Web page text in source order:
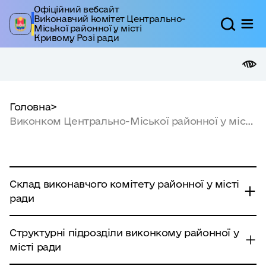
Офіційний вебсайт
Виконавчий комітет Центрально-
Міської районної у місті
Кривому Розі ради
Головна>
Виконком Центрально-Міської районної у місті
Склад виконавчого комітету районної у місті
ради
Белоусова
Катерина
Структурні підрозділи виконкому районної у
місті ради